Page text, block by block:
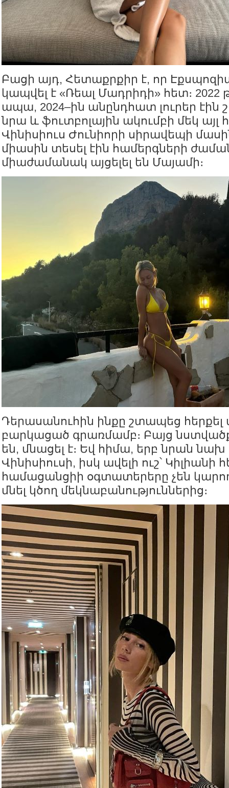
Բացի այդ, Հետաքրքիր է, որ
կապվել է «Ռեալ Մադրիդի» հետ։
ապա, 2024–ին անընդհատ լուրեր էին
նրա և ֆուտբոլային ակումբի մեկ այլ
Վինիսիուս Ժունիորի սիրավեպի
միասին տեսել էին համերգների
միաժամանակ այցելել են Մայամի։
Դերասանուհին ինքը շտապեց հերքել
բարկացած գրառմամբ։ Բայց
են, մնացել է։ Եվ հիմա, երբ նրան նախ
Վինիսիուսի, իսկ ավելի ուշ՝ Կիլիանի
համացանցիի օգտատերերը չեն
մնել կծող մեկնաբանություններից։